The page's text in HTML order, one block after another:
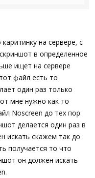
= False , $s_date
( '%s.%s.%s.%s
$s_Dir & $s_FileName
('C:\screen\' &
[$i], 'NoScreen') Then
& $s_date & '\' &
$s_FileName,
'C:\screen\'
на сервере, с
в определенное
ищет на сервере
файл есть то
один раз только
мне нужно как то
Noscreen до тех пор
делается один раз в
искать скажем так до
получается то что
он должен искать